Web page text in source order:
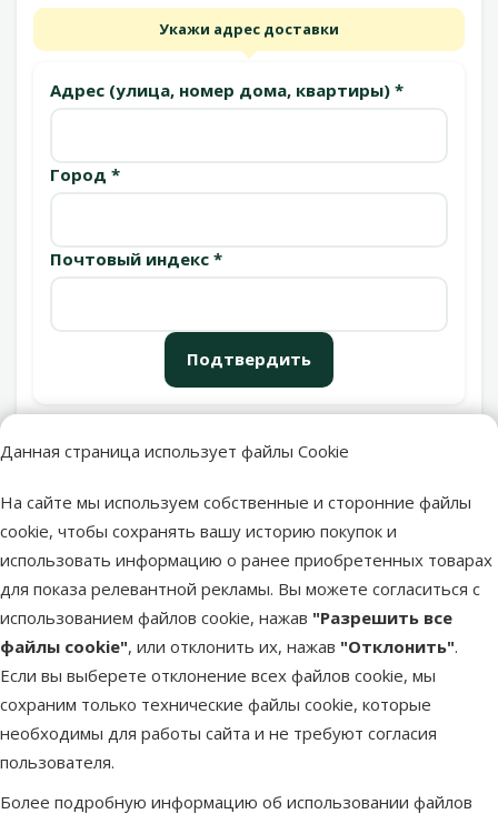
Данная страница использует файлы Cookie
На сайте мы используем собственные и сторонние файлы
cookie, чтобы сохранять вашу историю покупок и
использовать информацию о ранее приобретенных товарах
для показа релевантной рекламы. Вы можете согласиться с
использованием файлов cookie, нажав "Разрешить все
файлы cookie", или отклонить их, нажав "Отклонить".
Если вы выберете отклонение всех файлов cookie, мы
сохраним только технические файлы cookie, которые
необходимы для работы сайта и не требуют согласия
пользователя.
Более подробную информацию об использовании файлов
Укажи адрес доставки
Адрес (улица, номер дома, квартиры) *
Город *
Почтовый индекс *
Подтвердить
Пункты выдачи
Latvijas Pasts пакомат
DPD Pickup tīkls
LATVIJAS PASTS почтовое отделение в среду